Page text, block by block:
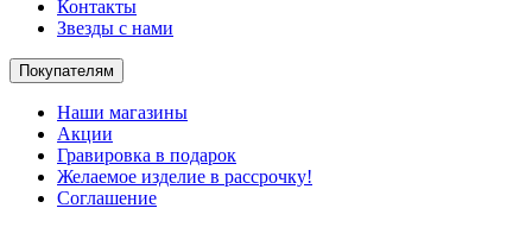
Контакты
Звезды с нами
Покупателям
Наши магазины
Акции
Гравировка в подарок
Желаемое изделие в рассрочку!
Соглашение